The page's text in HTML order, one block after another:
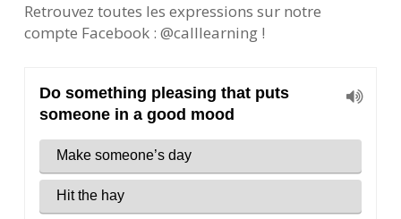
Retrouvez toutes les expressions sur notre
compte Facebook : @calllearning !